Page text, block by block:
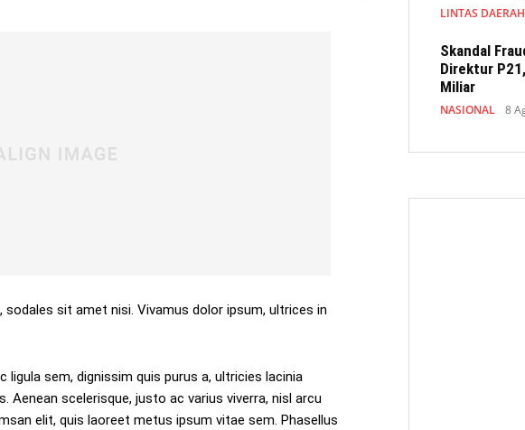
sit amet nisi. Vivamus dolor ipsum, ultrices in
ligula sem, dignissim quis purus a, ultricies lacinia
Aenean scelerisque, justo ac varius viverra, nisl arcu
elit, quis laoreet metus ipsum vitae sem. Phasellus
LINTAS DAERAH
Skandal
Direktur
Miliar
NASIONAL 8